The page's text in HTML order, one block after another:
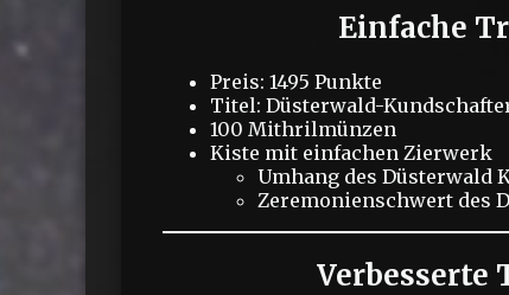
Einfache
Preis: 1495 Punkte
Titel: Düsterwald-
100 Mithrilmünzen
Kiste mit einfachen Zierwerk
Umhang des Düsterwald
Zeremonienschwert des
Verbesserte